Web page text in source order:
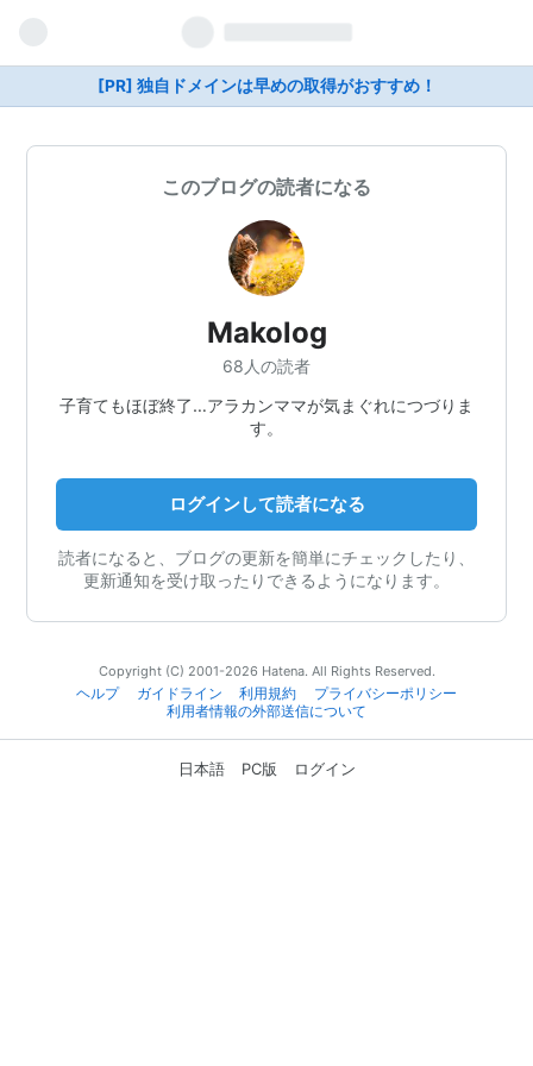
[PR] 独自ドメインは早めの取得がおすすめ！
このブログの読者になる
Makolog
68人の読者
子育てもほぼ終了…アラカンママが気まぐれにつづりま
す。
ログインして読者になる
読者になると、ブログの更新を簡単にチェックしたり、
更新通知を受け取ったりできるようになります。
Copyright (C) 2001-2026 Hatena. All Rights Reserved.
ヘルプ
ガイドライン 利用規約
プライバシーポリシー
利用者情報の外部送信について
日本語 PC版 ログイン